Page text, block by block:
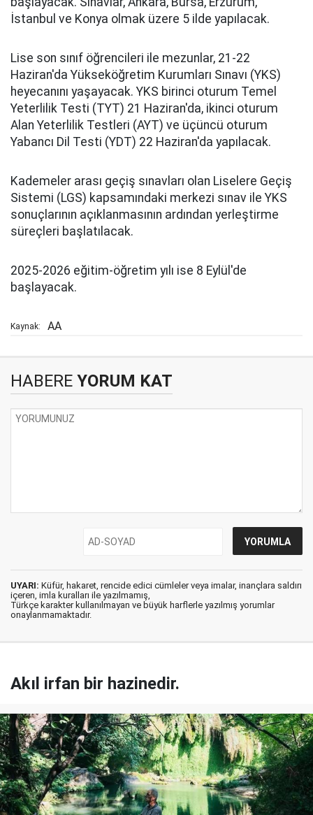
İstanbul ve Konya olmak üzere 5 ilde yapılacak.
Lise son sınıf öğrencileri ile mezunlar, 21-22
Haziran'da Yükseköğretim Kurumları Sınavı (YKS)
heyecanını yaşayacak. YKS birinci oturum Temel
Yeterlilik Testi (TYT) 21 Haziran'da, ikinci oturum
Alan Yeterlilik Testleri (AYT) ve üçüncü oturum
Yabancı Dil Testi (YDT) 22 Haziran'da yapılacak.
Kademeler arası geçiş sınavları olan Liselere Geçiş
Sistemi (LGS) kapsamındaki merkezi sınav ile YKS
sonuçlarının açıklanmasının ardından yerleştirme
süreçleri başlatılacak.
2025-2026 eğitim-öğretim yılı ise 8 Eylül'de
başlayacak.
Kaynak: AA
HABERE YORUM KAT
UYARI: Küfür, hakaret, rencide edici cümleler veya imalar, inançlara saldırı
içeren, imla kuralları ile yazılmamış,
Türkçe karakter kullanılmayan ve büyük harflerle yazılmış yorumlar
onaylanmamaktadır.
Akıl irfan bir hazinedir.